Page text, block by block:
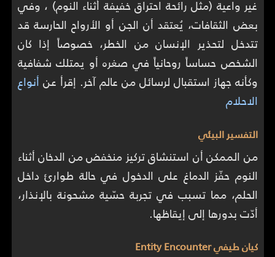
غير واعية (مثل رائحة احتراق خفيفة أثناء النوم) ، وفي
بعض الثقافات، يُعتقد أن الجن أو الأرواح الحارسة قد
تتدخل لتحذير الإنسان من الخطر، خصوصاً إذا كان
الشخص حساساً روحانياً في صغره أو يمتلك شفافية
وكأنه جهاز استقبال لرسائل من عالم آخر. إقرأ عن أنواع
الاحلام
التفسير البيئي
من الممكن أن استنشاق تركيز منخفض من الدخان أثناء
النوم حفّز الدماغ على الدخول في حالة طوارئ داخل
الحلم، مما تسبب في تجربة حسّية مشحونة بالإنذار،
أدّت بدورها إلى إيقاظها.
كيان طيفي Entity Encounter